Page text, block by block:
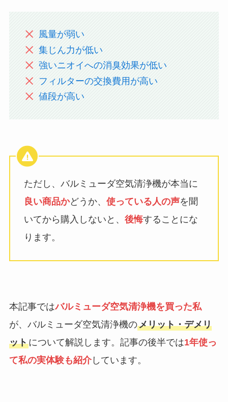
風量が弱い
集じん力が低い
強いニオイへの消臭効果が低い
フィルターの交換費用が高い
値段が高い
ただし、バルミューダ空気清浄機が本当に
良い商品かどうか、 使っている人の声を聞
いてから購入しないと、 後悔することにな
ります。
本記事ではバルミューダ空気清浄機を買った私
が、バルミューダ空気清浄機のメリット・デメリ
ットについて解説します。記事の後半では1年使っ
て私の実体験も紹介しています。